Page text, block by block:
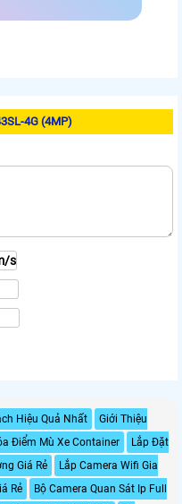
4G (4MP)
Hiệu Quả Nhất
Giới Thiệu
Điểm Mù Xe Container
Lắp Đặt
Giá Rẻ
Lắp Camera Wifi Gia
Rẻ
Bộ Camera Quan Sát Ip Full